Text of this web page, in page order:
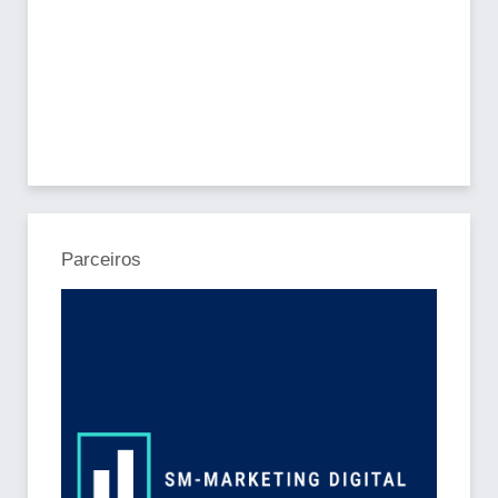
Parceiros